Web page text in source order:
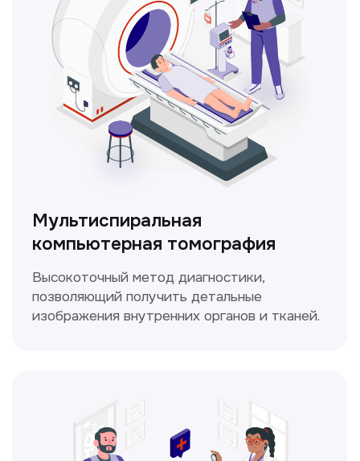
Диагностика и лечение заболеваний
уха, горла и носа с использованием
современных методик.
ЛОР-врач
Прайс-лист